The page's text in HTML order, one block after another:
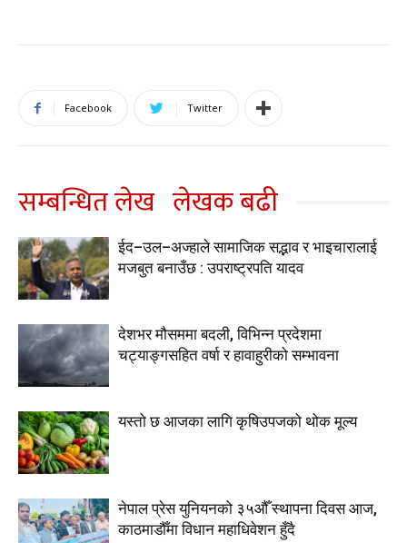
Facebook Twitter
सम्बन्धित लेख लेखक बढी
ईद–उल–अज्हाले सामाजिक सद्भाव र भाइचारालाई
मजबुत बनाउँछ : उपराष्ट्रपति यादव
देशभर मौसममा बदली, विभिन्न प्रदेशमा
चट्याङ्गसहित वर्षा र हावाहुरीको सम्भावना
यस्तो छ आजका लागि कृषिउपजको थोक मूल्य
नेपाल प्रेस युनियनको ३५औँ स्थापना दिवस आज,
काठमाडौँमा विधान महाधिवेशन हुँदै